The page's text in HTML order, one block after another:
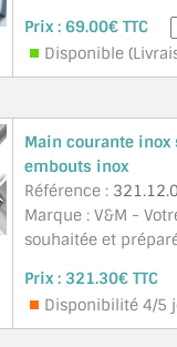
Prix : 69.00€ TTC
Disponible
Main courante
embouts inox
Référence :
Marque : V&M -
souhaitée et
Prix : 321.30€ TTC
Disponibilité 4/5